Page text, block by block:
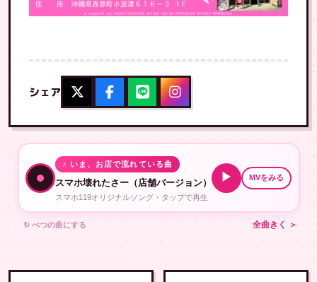
シェア
♪ いま、お店で流れている曲
スマホ壊れたさー（店舗バージョン）
スマホ119オリジナルソング・タップで再生
▶ MVをみる
↻ べつの曲にする 全曲きく ＞